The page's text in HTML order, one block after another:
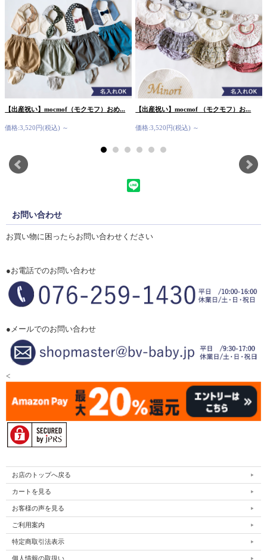
【出産祝い】mocmof（モクモフ）おめ...
価格:3,520円(税込) ～
【出産祝い】mocmof （モクモフ）お...
価格:3,520円(税込) ～
お問い合わせ
お買い物に困ったらお問い合わせください
●お電話でのお問い合わせ
●メールでのお問い合わせ
<
お店のトップへ戻る
カートを見る
お客様の声を見る
ご利用案内
特定商取引法表示
個人情報の取扱い